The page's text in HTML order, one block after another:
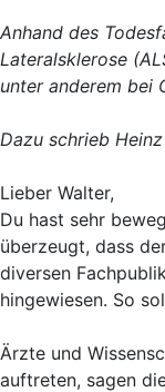
Anhand des
Lateralsklerose
unter anderem bei
Dazu schrieb
Lieber Walter,
Du hast sehr
überzeugt, dass
diversen
hingewiesen. So
Ärzte und
auftreten, sagen